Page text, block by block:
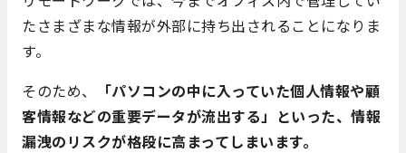
たさまざまな情報が外部に持ち出されることになりま
す。
そのため、
「パソコンの中に入っていた個人情報や顧
客情報などの重要データが流出する」といった、情報
漏洩のリスクが格段に高まってしまいます。